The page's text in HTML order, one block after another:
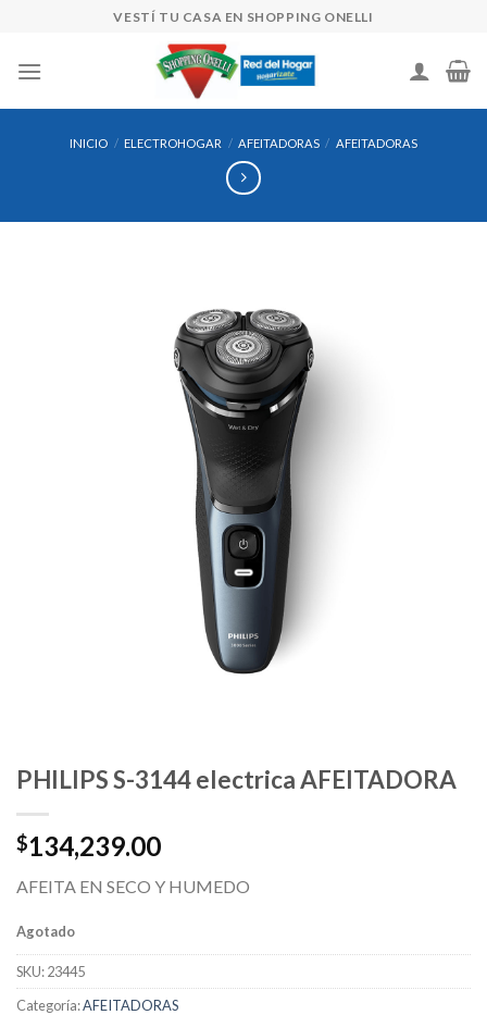
content
VESTÍ TU CASA EN SHOPPING ONELLI
INICIO / ELECTROHOGAR / AFEITADORAS / AFEITADORAS
PHILIPS S-3144 electrica AFEITADORA
$134,239.00
AFEITA EN SECO Y HUMEDO
Agotado
SKU:23445
Categoría:AFEITADORAS